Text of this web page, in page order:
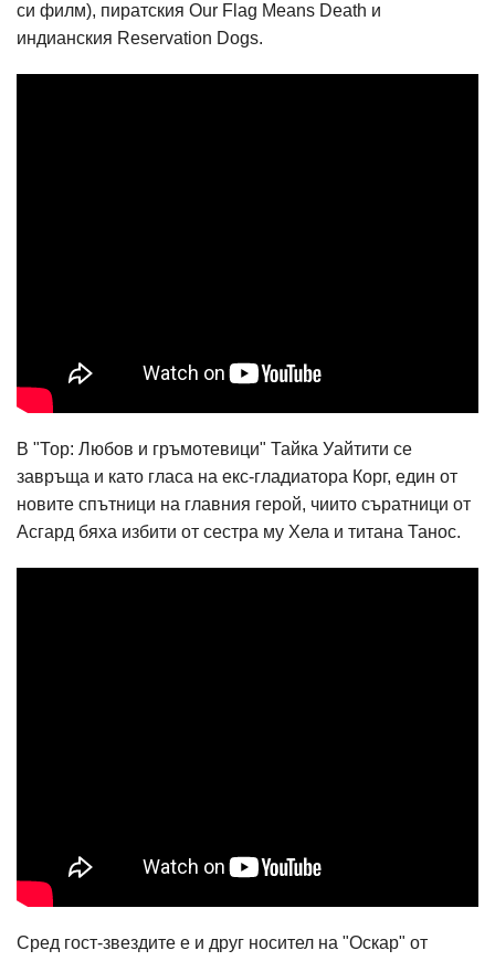
си филм), пиратския Our Flag Means Death и
индианския Reservation Dogs.
В "Тор: Любов и гръмотевици" Тайка Уайтити се
завръща и като гласа на екс-гладиатора Корг, един от
новите спътници на главния герой, чиито съратници от
Асгард бяха избити от сестра му Хела и титана Танос.
Сред гост-звездите е и друг носител на "Оскар" от